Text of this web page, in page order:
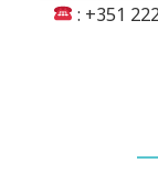
: +351